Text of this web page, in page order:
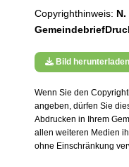
Copyrighthinweis:
Bild herunterladen
Wenn Sie den
angeben, dürfen Sie
Abdrucken in Ihrem
allen weiteren Medien
ohne Einschränkung